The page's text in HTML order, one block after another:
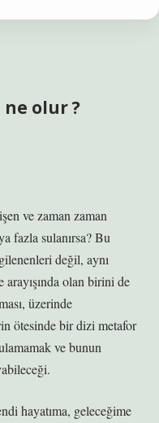
ne olur ?
ve zaman zaman
fazla sulanırsa? Bu
değil, aynı
arayışında olan birini de
üzerinde
ötesinde bir dizi metafor
ve bunun
hayatıma, geleceğime